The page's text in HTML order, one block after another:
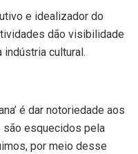
e idealizador do
dão visibilidade
cultural.
é dar notoriedade aos
esquecidos pela
por meio desse